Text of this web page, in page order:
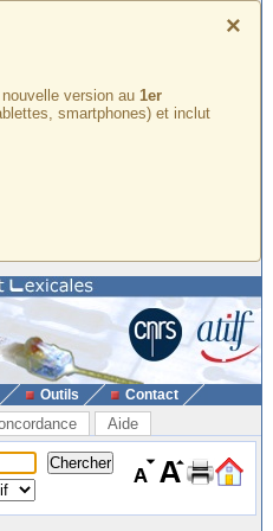
×
version au 1er
smartphones) et inclut
Outils Contact
Aide